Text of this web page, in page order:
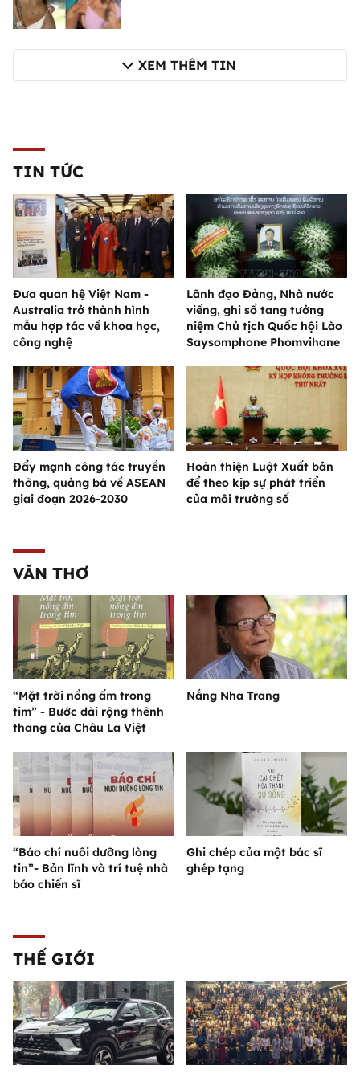
XEM THÊM TIN
TIN TỨC
Đưa quan hệ Việt Nam -
Australia trở thành hình
mẫu hợp tác về khoa học,
công nghệ
Lãnh đạo Đảng, Nhà nước
viếng, ghi sổ tang tưởng
niệm Chủ tịch Quốc hội Lào
Saysomphone Phomvihane
Đẩy mạnh công tác truyền
thông, quảng bá về ASEAN
giai đoạn 2026-2030
Hoàn thiện Luật Xuất bản
để theo kịp sự phát triển
của môi trường số
VĂN THƠ
“Mặt trời nồng ấm trong
tim” - Bước dài rộng thênh
thang của Châu La Việt
Nắng Nha Trang
“Báo chí nuôi dưỡng lòng
tin”- Bản lĩnh và trí tuệ nhà
báo chiến sĩ
Ghi chép của một bác sĩ
ghép tạng
THẾ GIỚI